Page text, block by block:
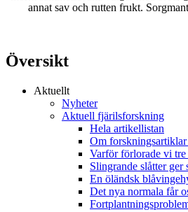
annat sav och rutten frukt.
Översikt
Aktuellt
Nyheter
Aktuell fjärilsforskning
Hela artikellistan
Om forskningsartiklar
Varför förlorade vi
Slingrande slåtter ger
En öländsk
Det nya normala får